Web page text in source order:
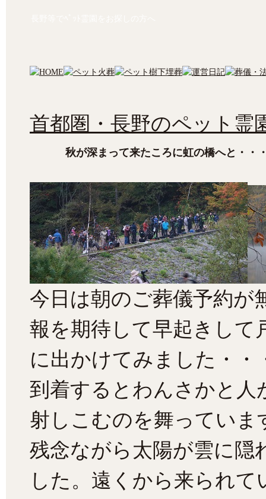
首都圏・長野のペット霊
秋が深まって来たころに虹の橋へと・・
今日は朝のご葬儀予約が
報を期待して早起きして
に出かけてみました・・
到着するとわんさかと人
射しこむのを舞っていま
残念ながら太陽が雲に隠
した。遠くから来られて